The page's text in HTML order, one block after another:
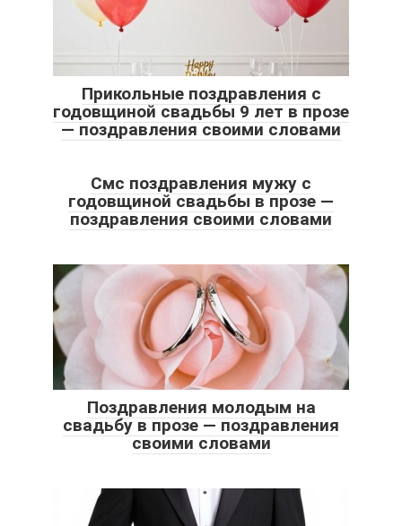
Прикольные поздравления с
годовщиной свадьбы 9 лет в прозе
— поздравления своими словами
Смс поздравления мужу с
годовщиной свадьбы в прозе —
поздравления своими словами
Поздравления молодым на
свадьбу в прозе — поздравления
своими словами